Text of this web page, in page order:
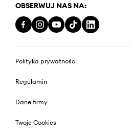
OBSERWUJ NAS NA:
Polityka prywatności
Regulamin
Dane firmy
Twoje Cookies